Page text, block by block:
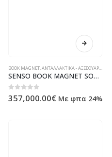
BOOK MAGNET,ΑΝΤΑΛΛΑΚΤΙΚΆ - ΑΞΕΣΟΥΆΡ ΥΠΟΛΟΓΙΣΤΏΝ - ΗΛΕΚΤΡΟΝΙΚΆ
SENSO BOOK MAGNET SONY XPERIA 20 black
0out of 5
357,000.00€ Με φπα 24%